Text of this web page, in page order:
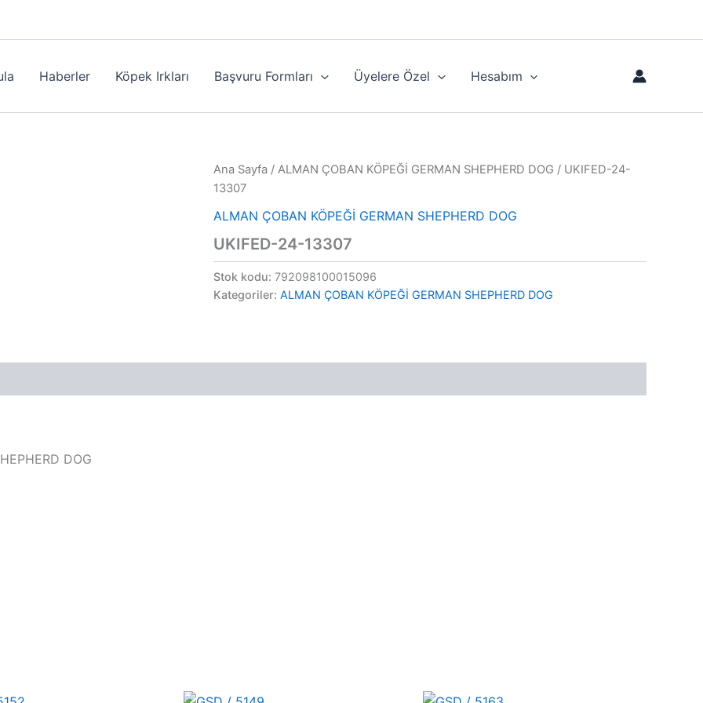
Haberler Köpek Irkları Başvuru Formları Üyelere Özel Hesabım
Ana Sayfa / ALMAN ÇOBAN KÖPEĞİ GERMAN SHEPHERD DOG / UKIFED-24-
13307
ALMAN ÇOBAN KÖPEĞİ GERMAN SHEPHERD DOG
UKIFED-24-13307
Stok kodu: 792098100015096
Kategoriler: ALMAN ÇOBAN KÖPEĞİ GERMAN SHEPHERD DOG
DOG